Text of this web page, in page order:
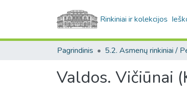
Rinkiniai ir kolekcijos
Pagrindinis
Valdos. Vičiūnai